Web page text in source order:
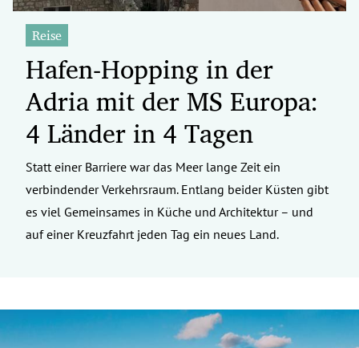
Reise
Hafen-Hopping in der
Adria mit der MS Europa:
4 Länder in 4 Tagen
Statt einer Barriere war das Meer lange Zeit ein
verbindender Verkehrsraum. Entlang beider Küsten gibt
es viel Gemeinsames in Küche und Architektur – und
auf einer Kreuzfahrt jeden Tag ein neues Land.